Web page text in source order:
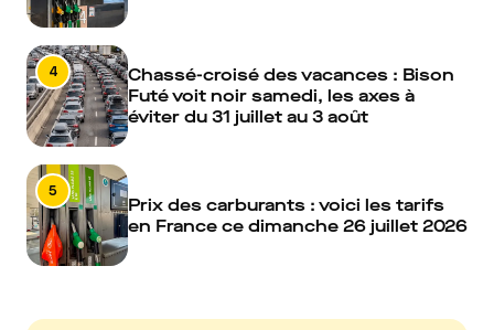
4
Chassé-croisé des vacances : Bison
Futé voit noir samedi, les axes à
éviter du 31 juillet au 3 août
5
Prix des carburants : voici les tarifs
en France ce dimanche 26 juillet 2026